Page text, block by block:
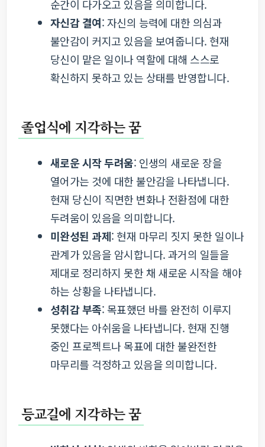
순간이 다가오고 있음을 의미합니다.
자신감 결여: 자신의 능력에 대한 의심과
불안감이 커지고 있음을 보여줍니다. 현재
당신이 맡은 일이나 역할에 대해 스스로
확신하지 못하고 있는 상태를 반영합니다.
졸업식에 지각하는 꿈
새로운 시작 두려움: 인생의 새로운 장을
열어가는 것에 대한 불안감을 나타냅니다.
현재 당신이 직면한 변화나 전환점에 대한
두려움이 있음을 의미합니다.
미완성된 과제: 현재 마무리 짓지 못한 일이나
관계가 있음을 암시합니다. 과거의 일들을
제대로 정리하지 못한 채 새로운 시작을 해야
하는 상황을 나타냅니다.
성취감 부족: 목표했던 바를 완전히 이루지
못했다는 아쉬움을 나타냅니다. 현재 진행
중인 프로젝트나 목표에 대한 불완전한
마무리를 걱정하고 있음을 의미합니다.
등교길에 지각하는 꿈